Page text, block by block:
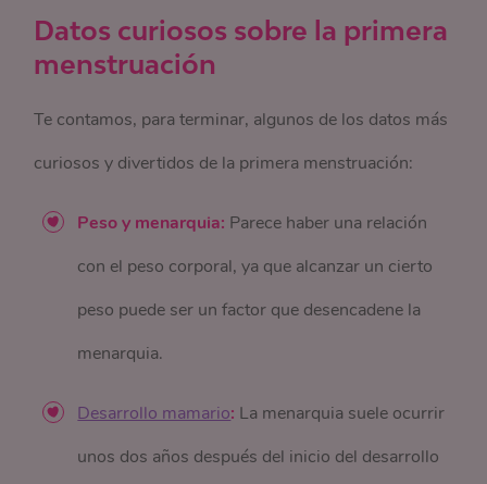
Datos curiosos sobre la primera
menstruación
Te contamos, para terminar, algunos de los datos más
curiosos y divertidos de la primera menstruación:
Peso y menarquia: Parece haber una relación
con el peso corporal, ya que alcanzar un cierto
peso puede ser un factor que desencadene la
menarquia.
Desarrollo mamario: La menarquia suele ocurrir
unos dos años después del inicio del desarrollo